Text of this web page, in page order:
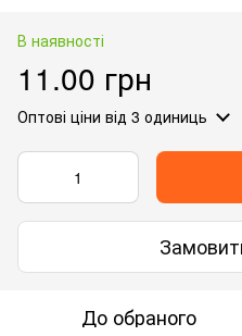
В наявності
11.00 грн
Оптові ціни від 3 одиниць
До обраного